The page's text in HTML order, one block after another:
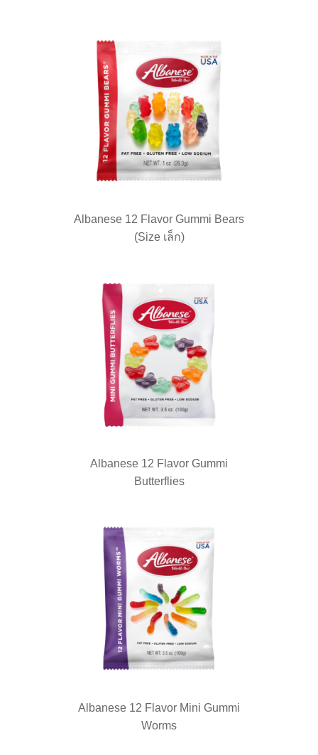
Albanese 12 Flavor Gummi Bears
(Size เล็ก)
Albanese 12 Flavor Gummi
Butterflies
Albanese 12 Flavor Mini Gummi
Worms